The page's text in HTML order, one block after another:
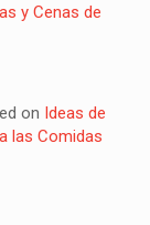
y Cenas de
on Ideas de
las Comidas